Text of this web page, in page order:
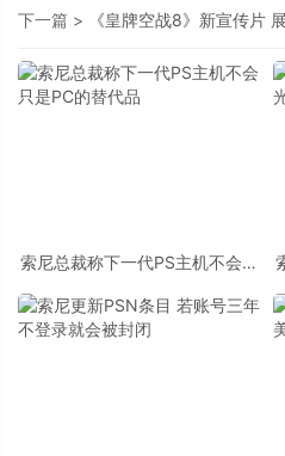
下一篇 >
《皇牌空战8》新宣传片
索尼总裁称下一代PS主机不会只